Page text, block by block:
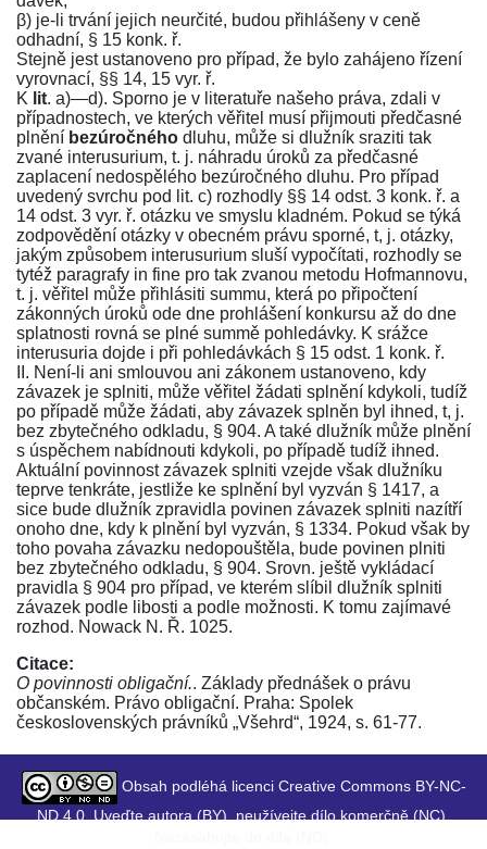
β) je-li trvání jejich neurčité, budou přihlášeny v ceně
odhadní, § 15 konk. ř.
Stejně jest ustanoveno pro případ, že bylo zahájeno řízení
vyrovnací, §§ 14, 15 vyr. ř.
K lit. a)—d). Sporno je v literatuře našeho práva, zdali v
případnostech, ve kterých věřitel musí přijmouti předčasné
plnění bezúročného dluhu, může si dlužník sraziti tak
zvané interusurium, t. j. náhradu úroků za předčasné
zaplacení nedospělého bezúročného dluhu. Pro případ
uvedený svrchu pod lit. c) rozhodly §§ 14 odst. 3 konk. ř. a
14 odst. 3 vyr. ř. otázku ve smyslu kladném. Pokud se týká
zodpovědění otázky v obecném právu sporné, t, j. otázky,
jakým způsobem interusurium sluší vypočítati, rozhodly se
tytéž paragrafy in fine pro tak zvanou metodu Hofmannovu,
t. j. věřitel může přihlásiti summu, která po připočtení
zákonných úroků ode dne prohlášení konkursu až do dne
splatnosti rovná se plné summě pohledávky. K srážce
interusuria dojde i při pohledávkách § 15 odst. 1 konk. ř.
II. Není-li ani smlouvou ani zákonem ustanoveno, kdy
závazek je splniti, může věřitel žádati splnění kdykoli, tudíž
po případě může žádati, aby závazek splněn byl ihned, t, j.
bez zbytečného odkladu, § 904. A také dlužník může plnění
s úspěchem nabídnouti kdykoli, po případě tudíž ihned.
Aktuální povinnost závazek splniti vzejde však dlužníku
teprve tenkráte, jestliže ke splnění byl vyzván § 1417, a
sice bude dlužník zpravidla povinen závazek splniti nazítří
onoho dne, kdy k plnění byl vyzván, § 1334. Pokud však by
toho povaha závazku nedopouštěla, bude povinen plniti
bez zbytečného odkladu, § 904. Srovn. ještě vykládací
pravidla § 904 pro případ, ve kterém slíbil dlužník splniti
závazek podle libosti a podle možnosti. K tomu zajímavé
rozhod. Nowack N. Ř. 1025.
Citace:
O povinnosti obligační.. Základy přednášek o právu
občanském. Právo obligační. Praha: Spolek
československých právníků „Všehrd“, 1924, s. 61-77.
Obsah podléhá licenci Creative Commons BY-NC-
ND 4.0. Uveďte autora (BY), neužívejte dílo komerčně (NC),